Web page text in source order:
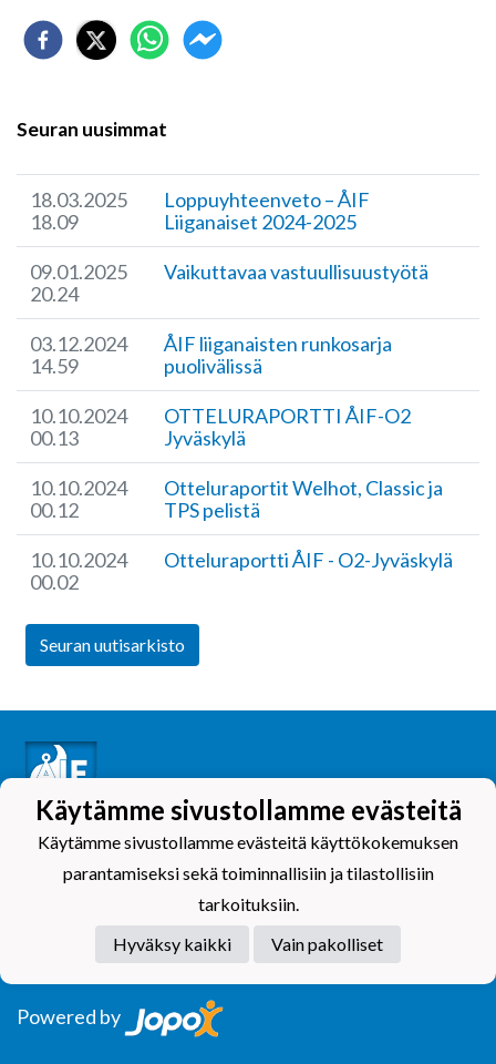
Seuran uusimmat
18.03.2025
18.09
Loppuyhteenveto – ÅIF
Liiganaiset 2024-2025
09.01.2025
20.24
​Vaikuttavaa vastuullisuustyötä
03.12.2024
14.59
ÅIF liiganaisten runkosarja
puolivälissä
10.10.2024
00.13
OTTELURAPORTTI ÅIF-O2
Jyväskylä
10.10.2024
00.12
Otteluraportit Welhot, Classic ja
TPS pelistä
10.10.2024
00.02
Otteluraportti ÅIF - O2-Jyväskylä
Seuran uutisarkisto
Tietosuojaseloste
Powered by
Käytämme sivustollamme evästeitä
Käytämme sivustollamme evästeitä käyttökokemuksen
parantamiseksi sekä toiminnallisiin ja tilastollisiin
tarkoituksiin.
Hyväksy kaikki
Vain pakolliset